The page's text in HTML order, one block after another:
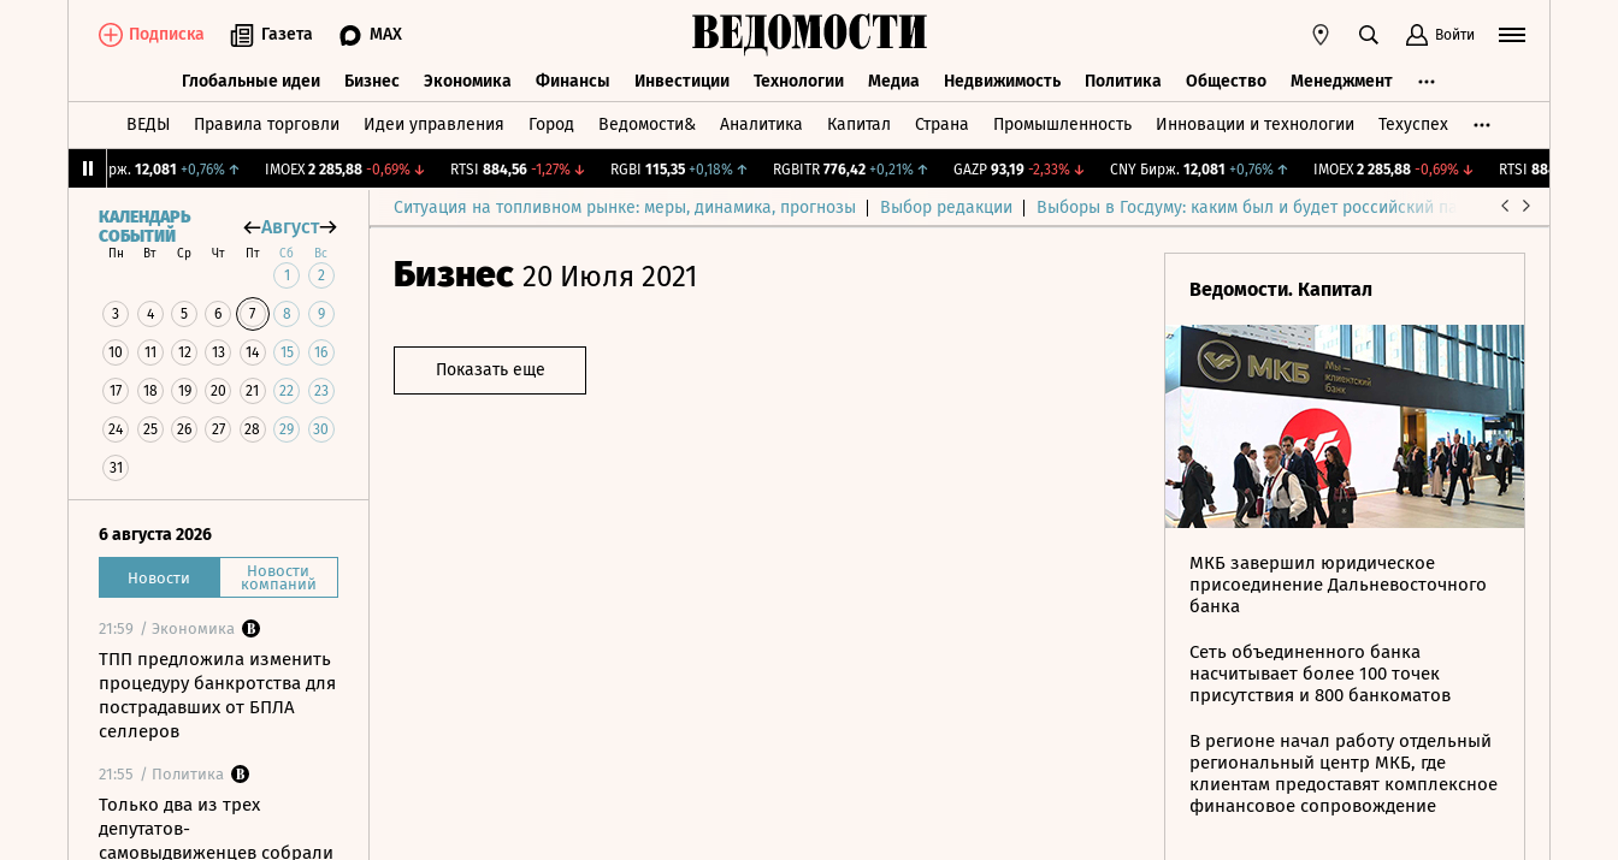
Подписка Газета MAX Войти
Глобальные идеи Бизнес Экономика Финансы Инвестиции Технологии Медиа Недвижимость Политика Общество Менеджмент
ВЕДЫ Правила торговли Идеи управления Город Ведомости& Аналитика Капитал Страна Промышленность Инновации и технологии Техуспех
12,081 +0,76%↑ IMOEX 2 285,88 -0,69%↓ RTSI 884,56 -1,27%↓ RGBI 115,35 +0,18% ↑ RGBITR 776,42 +0,21%↑ GAZP 93,19 -2,33%↓ CNY Бирж. 12,081 +0,76%↑ IMOEX 2 285,88 -0,69%↓ RTSI 884,56
Ситуация на топливном рынке: меры, динамика, прогнозы Выбор редакции Выборы в Госдуму: каким был и будет российский парламент
КАЛЕНДАРЬ
СОБЫТИЙ
Август
Пн Вт Ср Чт Пт Сб Вс
1 2
3 4 5 6 7 8 9
10 11 12 13 14 15 16
17 18 19 20 21 22 23
24 25 26 27 28 29 30
31
6 августа 2026
Новости Новости
компаний
21:59 / Экономика
ТПП предложила изменить
процедуру банкротства для
пострадавших от БПЛА
селлеров
21:55 / Политика
Только два из трех
депутатов-
самовыдвиженцев собрали
Бизнес 20 Июля 2021
Показать еще
Ведомости. Капитал
МКБ завершил юридическое
присоединение Дальневосточного
банка
Сеть объединенного банка
насчитывает более 100 точек
присутствия и 800 банкоматов
В регионе начал работу отдельный
региональный центр МКБ, где
клиентам предоставят комплексное
финансовое сопровождение